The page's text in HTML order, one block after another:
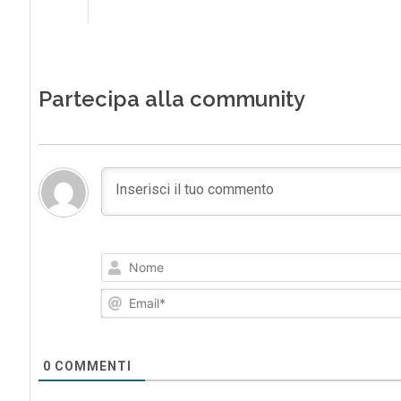
Partecipa alla community
0 COMMENTI